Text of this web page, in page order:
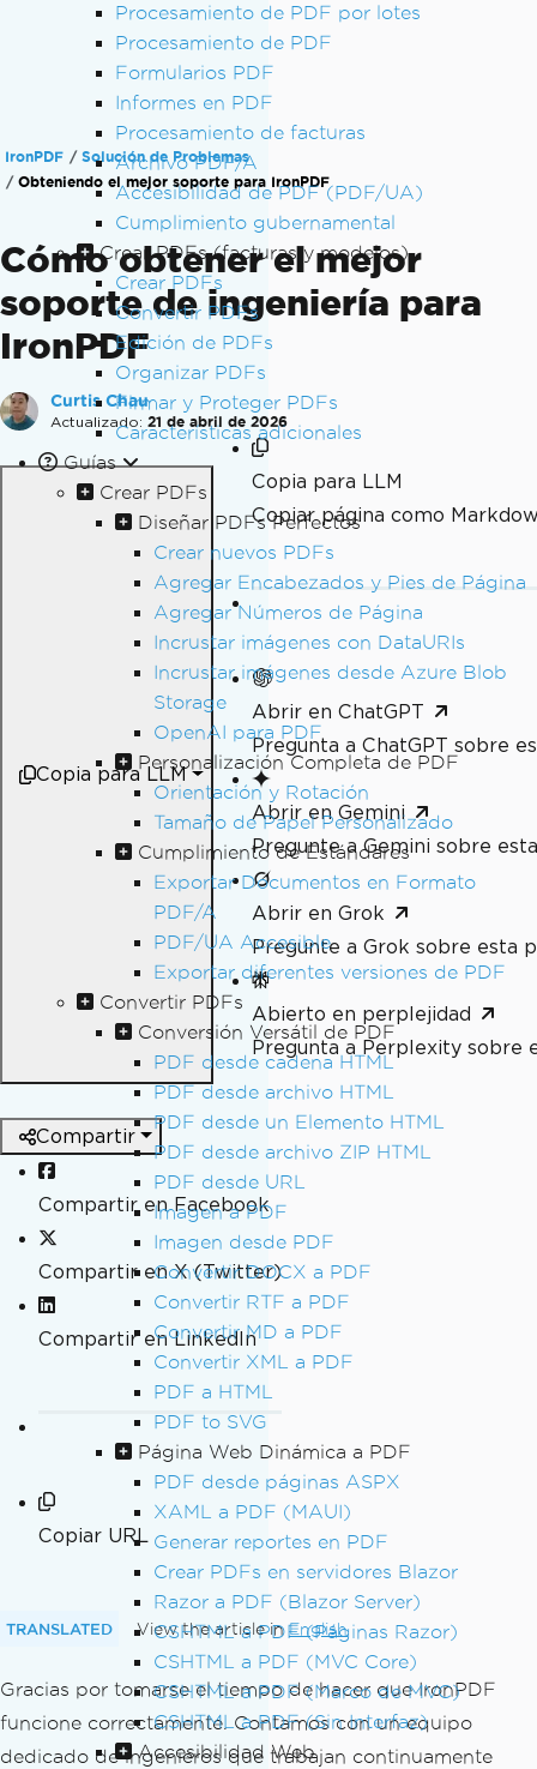
Procesamiento de PDF por lotes
Procesamiento de PDF
Formularios PDF
Informes en PDF
Procesamiento de facturas
Archivo PDF/A
Accesibilidad de PDF (PDF/UA)
Cumplimiento gubernamental
Crear PDFs (facturas y modelos)
Crear PDFs
Convertir PDFs
Edición de PDFs
Organizar PDFs
Firmar y Proteger PDFs
Características adicionales
Guías
Crear PDFs
Diseñar PDFs Perfectos
Crear nuevos PDFs
Agregar Encabezados y Pies de Página
Agregar Números de Página
Incrustar imágenes con DataURIs
Incrustar imágenes desde Azure Blob
Storage
OpenAI para PDF
Personalización Completa de PDF
Orientación y Rotación
Tamaño de Papel Personalizado
Cumplimiento de Estándares
Exportar Documentos en Formato
PDF/A
PDF/UA Accesible
Exportar diferentes versiones de PDF
Convertir PDFs
Conversión Versátil de PDF
PDF desde cadena HTML
PDF desde archivo HTML
PDF desde un Elemento HTML
PDF desde archivo ZIP HTML
PDF desde URL
Imagen a PDF
Imagen desde PDF
Convertir DOCX a PDF
Convertir RTF a PDF
Convertir MD a PDF
Convertir XML a PDF
PDF a HTML
PDF to SVG
Página Web Dinámica a PDF
PDF desde páginas ASPX
XAML a PDF (MAUI)
Generar reportes en PDF
Crear PDFs en servidores Blazor
Razor a PDF (Blazor Server)
CSHTML a PDF (Páginas Razor)
CSHTML a PDF (MVC Core)
CSHTML a PDF (Marco de MVC)
CSHTML a PDF (Sin Interfaz)
Accesibilidad Web
IronPDF
Solución de Problemas
Obteniendo el mejor soporte para IronPDF
Cómo obtener el mejor
soporte de ingeniería para
IronPDF
Curtis Chau
Actualizado: 21 de abril de 2026
Copia para LLM
Copia para LLM
Copiar página como
Abrir en ChatGPT
Pregunta a ChatGPT sobre
Abrir en Gemini
Pregunte a Gemini sobre
Abrir en Grok
Pregunte a Grok sobre esta
Abierto en perplejidad
Pregunta a Perplexity sobre
Compartir
Compartir en Facebook
Compartir en X (Twitter)
Compartir en LinkedIn
Copiar URL
TRANSLATED View the article inEnglish
Gracias por tomarse el tiempo de hacer que IronPDF
funcione correctamente. Contamos con un equipo
dedicado de ingenieros que trabajan continuamente